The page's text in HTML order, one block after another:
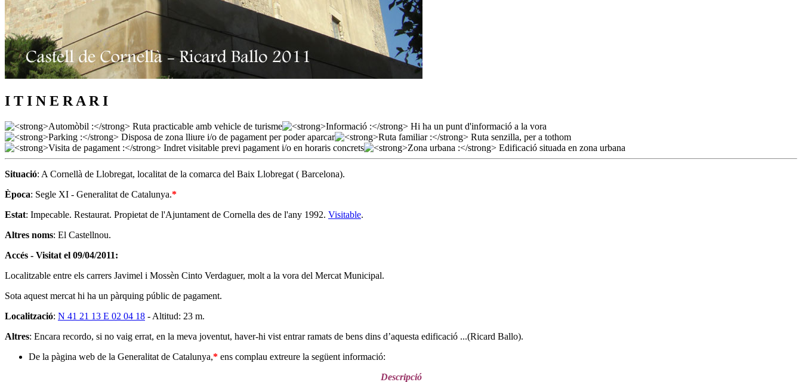
I T I N E R A R I
Situació: A Cornellà de Llobregat, localitat de la comarca del Baix Llobregat ( Barcelona).
Època: Segle XI - Generalitat de Catalunya.*
Estat: Impecable. Restaurat. Propietat de l'Ajuntament de Cornella des de l'any 1992. Visitable.
Altres noms: El Castellnou.
Accés - Visitat el 09/04/2011:
Localitzable entre els carrers Javimel i Mossèn Cinto Verdaguer, molt a la vora del Mercat Municipal.
Sota aquest mercat hi ha un pàrquing públic de pagament.
Localització: N 41 21 13 E 02 04 18 - Altitud: 23 m.
Altres: Encara recordo, si no vaig errat, en la meva joventut, haver-hi vist entrar ramats de bens dins d’aquesta edificació ...(Ricard Ballo).
De la pàgina web de la Generalitat de Catalunya,* ens complau extreure la següent informació:
Descripció